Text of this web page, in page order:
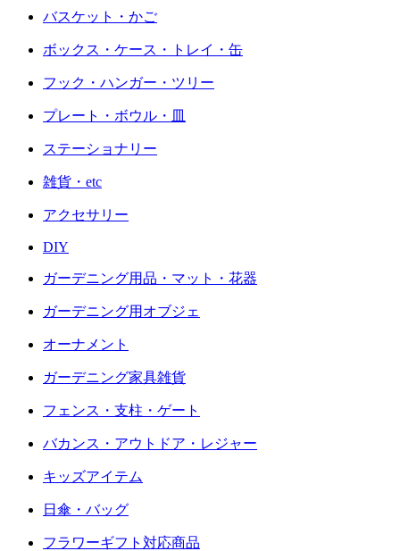
バスケット・かご
ボックス・ケース・トレイ・缶
フック・ハンガー・ツリー
プレート・ボウル・皿
ステーショナリー
雑貨・etc
アクセサリー
DIY
ガーデニング用品・マット・花器
ガーデニング用オブジェ
オーナメント
ガーデニング家具雑貨
フェンス・支柱・ゲート
バカンス・アウトドア・レジャー
キッズアイテム
日傘・バッグ
フラワーギフト対応商品